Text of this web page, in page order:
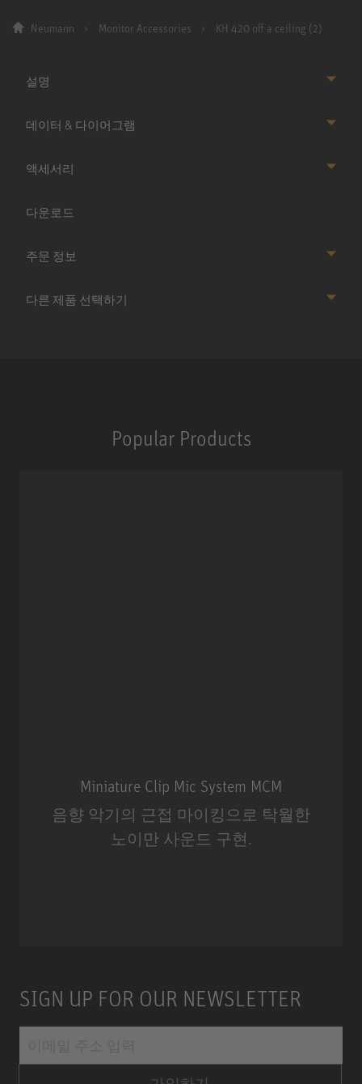
Neumann Monitor Accessories KH 420 off a ceiling (2)
설명
데이터 & 다이어그램
액세서리
다운로드
주문 정보
다른 제품 선택하기
Popular Products
Miniature Clip Mic System MCM
음향 악기의 근접 마이킹으로 탁월한
노이만 사운드 구현.
SIGN UP FOR OUR NEWSLETTER